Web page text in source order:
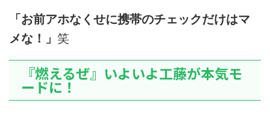
「お前アホなくせに携帯のチェックだけはマ
メな！」 笑
『燃えるぜ』いよいよ工藤が本気モ
ードに！